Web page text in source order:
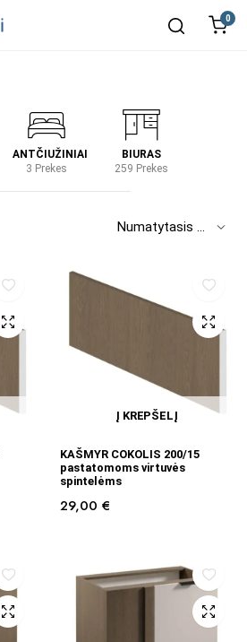
0
ANTČIUŽINIAI
3 Prekes
BIURAS
259 Prekes
Į KREPŠELĮ
KAŠMYR COKOLIS 200/15
pastatomoms virtuvės
spintelėms
29,00 €